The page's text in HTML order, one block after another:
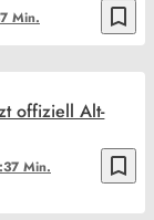
bookmark_border
Min.
bookmark_border
Min.
offiziell Alt-